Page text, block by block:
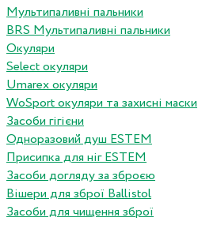
Мультипаливні пальники
BRS Мультипаливні пальники
Окуляри
Select окуляри
Umarex окуляри
WoSport окуляри та захисні маски
Засоби гігієни
Одноразовий душ ESTEM
Присипка для ніг ESTEM
Засоби догляду за зброєю
Вішери для зброї Ballistol
Засоби для чищення зброї